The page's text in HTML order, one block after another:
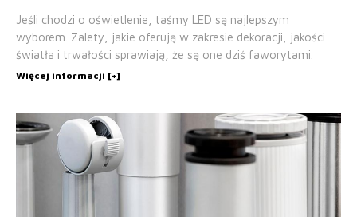
Jeśli chodzi o oświetlenie, taśmy LED są najlepszym
wyborem. Zalety, jakie oferują w zakresie dekoracji, jakości
światła i trwałości sprawiają, że są one dziś faworytami.
Więcej informacji [+]